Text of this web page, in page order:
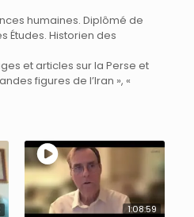
humaines. Diplômé de
Études. Historien des
et articles sur la Perse et
figures de l’Iran », «
1:08:59